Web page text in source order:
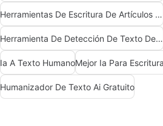
Herramientas De Escritura De Artículos De Ia
Herramienta De Detección De Texto De Ia
Ia A Texto HumanoMejor Ia Para
Humanizador De Texto Ai Gratuito